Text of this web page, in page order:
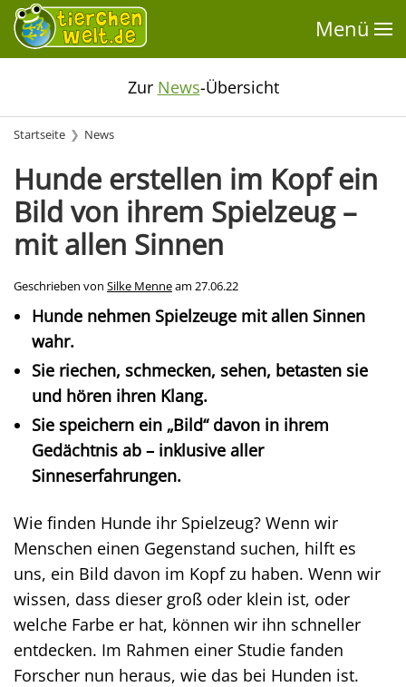
Menü
Zur News-Übersicht
Startseite News
Hunde erstellen im Kopf ein
Bild von ihrem Spielzeug –
mit allen Sinnen
Geschrieben von Silke Menneam 27.06.22
Hunde nehmen Spielzeuge mit allen Sinnen
wahr.
Sie riechen, schmecken, sehen, betasten sie
und hören ihren Klang.
Sie speichern ein „Bild“ davon in ihrem
Gedächtnis ab – inklusive aller
Sinneserfahrungen.
Wie finden Hunde ihr Spielzeug? Wenn wir
Menschen einen Gegenstand suchen, hilft es
uns, ein Bild davon im Kopf zu haben. Wenn wir
wissen, dass dieser groß oder klein ist, oder
welche Farbe er hat, können wir ihn schneller
entdecken. Im Rahmen einer Studie fanden
Forscher nun heraus, wie das bei Hunden ist.